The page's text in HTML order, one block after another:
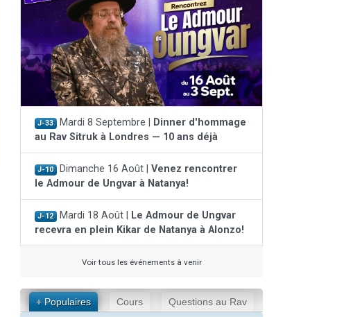
J-33 Mardi 8 Septembre |
Dinner d'hommage
au Rav Sitruk à Londres — 10 ans déjà
J-10 Dimanche 16 Août | Venez rencontrer
le Admour de Ungvar à Natanya!
J-12 Mardi 18 Août |
Le Admour de Ungvar
recevra en plein Kikar de Natanya à Alonzo!
Voir tous les événements à venir
+ Populaires Cours Questions au Rav